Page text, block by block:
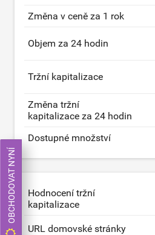
Změna v ceně za 1 rok
Objem za 24 hodin
Tržní kapitalizace
Změna tržní
kapitalizace za 24 hodin
Dostupné množství
Hodnocení tržní
kapitalizace
URL domovské stránky
OBCHODOVAT NYNÍ